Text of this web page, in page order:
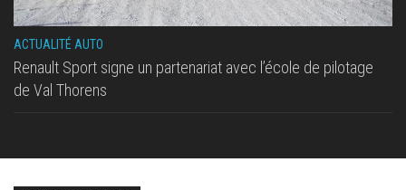
ACTUALITÉ AUTO
Renault Sport signe un partenariat avec l’école de pilotage
de Val Thorens